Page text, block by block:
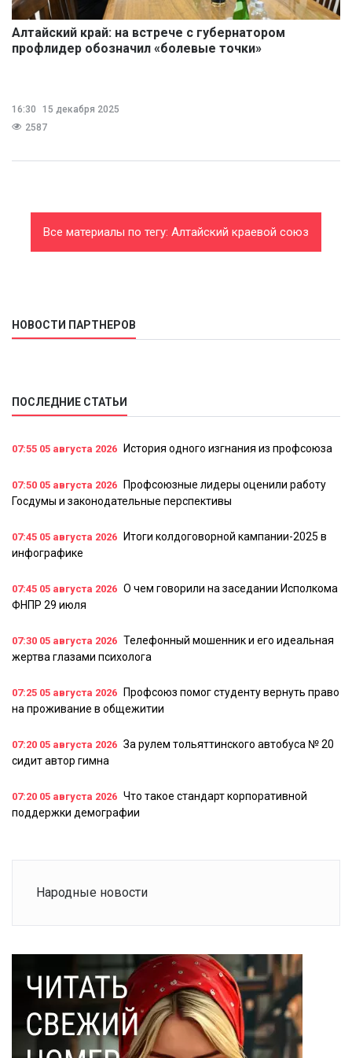
Алтайский край: на встрече с губернатором
профлидер обозначил «болевые точки»
16:30
15 декабря 2025
2587
Все материалы по тегу: Алтайский краевой союз
НОВОСТИ ПАРТНЕРОВ
ПОСЛЕДНИЕ СТАТЬИ
07:55 05 августа 2026 История одного изгнания из профсоюза
07:50 05 августа 2026
Профсоюзные лидеры оценили работу
Госдумы и законодательные перспективы
07:45 05 августа 2026
Итоги колдоговорной кампании-2025 в
инфографике
07:45 05 августа 2026 О чем говорили на заседании Исполкома
ФНПР 29 июля
07:30 05 августа 2026 Телефонный мошенник и его идеальная
жертва глазами психолога
07:25 05 августа 2026
Профсоюз помог студенту вернуть право
на проживание в общежитии
07:20 05 августа 2026 За рулем тольяттинского автобуса № 20
сидит автор гимна
07:20 05 августа 2026 Что такое стандарт корпоративной
поддержки демографии
Народные новости